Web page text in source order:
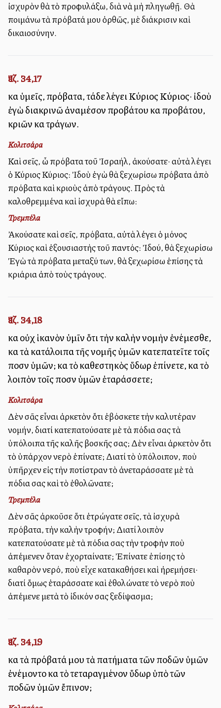
ἰσχυρὸν θὰ τὸ προφυλάξω, διὰ νὰ μὴ πληγωθῇ. Θὰ
ποιμάνω τὰ πρόβατά μου ὀρθῶς, μὲ διάκρισιν καὶ
δικαιοσύνην.
Ἰεζ. 34,17
καὶ ὑμεῖς, πρόβατα, τάδε λέγει Κύριος Κύριος· ἰδοὺ
ἐγὼ διακρινῶ ἀναμέσον προβάτου καὶ προβάτου,
κριῶν καὶ τράγων.
Κολιτσάρα
Καὶ σεῖς, ὦ πρόβατα τοῦ Ἰσραήλ, ἀκούσατε· αὐτὰ λέγει
ὁ Κύριος Κύριος: Ἰδοὺ ἐγὼ θὰ ξεχωρίσω πρόβατα ἀπὸ
πρόβατα καὶ κριοὺς ἀπὸ τράγους. Πρὸς τὰ
καλοθρεμμένα καὶ ἰσχυρὰ θὰ εἴπω:
Τρεμπέλα
Ἀκούσατε καὶ σεῖς, πρόβατα, αὐτὰ λέγει ὁ μόνος
Κύριος καὶ ἐξουσιαστὴς τοῦ παντός: Ἰδού, θὰ ξεχωρίσω
Ἐγὼ τὰ πρόβατα μεταξύ των, θὰ ξεχωρίσω ἐπίσης τὰ
κριάρια ἀπὸ τοὺς τράγους.
Ἰεζ. 34,18
καὶ οὐχ ἱκανὸν ὑμῖν ὅτι τὴν καλὴν νομὴν ἐνέμεσθε,
καὶ τὰ κατάλοιπα τῆς νομῆς ὑμῶν κατεπατεῖτε τοῖς
ποσὶν ὑμῶν; καὶ τὸ καθεστηκὸς ὕδωρ ἐπίνετε, καὶ τὸ
λοιπὸν τοῖς ποσὶν ὑμῶν ἐταράσσετε;
Κολιτσάρα
Δὲν σᾶς εἶναι ἀρκετὸν ὅτι ἐβόσκετε τὴν καλυτέραν
νομήν, διατί κατεπατούσατε μὲ τὰ πόδια σας τὰ
ὑπόλοιπα τῆς καλῆς βοσκῆς σας; Δὲν εἶναι ἀρκετὸν ὅτι
τὸ ὑπάρχον νερὸ ἐπίνατε; Διατί τὸ ὑπόλοιπον, ποὺ
ὑπῆρχεν εἰς τὴν ποτίστραν τὸ ἀνεταράσσατε μὲ τὰ
πόδια σας καὶ τὸ ἐθολῶνατε;
Τρεμπέλα
Δὲν σᾶς ἀρκοῦσε ὅτι ἐτρώγατε σεῖς, τὰ ἰσχυρὰ
πρόβατα, τὴν καλὴν τροφήν; Διατί λοιπὸν
κατεπατούσατε μὲ τὰ πόδια σας τὴν τροφὴν ποὺ
ἀπέμενεν ὅταν ἐχορταίνατε; Ἐπίνατε ἐπίσης τὸ
καθαρὸν νερό, ποὺ εἶχε κατακαθήσει καὶ ἠρεμήσει·
διατί ὅμως ἐταράσσατε καὶ ἐθολώνατε τὸ νερὸ ποὺ
ἀπέμενε μετὰ τὸ ἰδικόν σας ξεδίψασμα;
Ἰεζ. 34,19
καὶ τὰ πρόβατά μου τὰ πατήματα τῶν ποδῶν ὑμῶν
ἐνέμοντο καὶ τὸ τεταραγμένον ὕδωρ ὑπὸ τῶν
ποδῶν ὑμῶν ἔπινον;